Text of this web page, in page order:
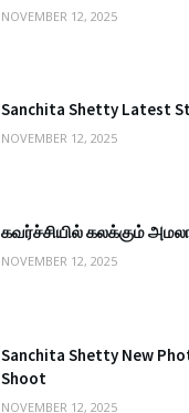
NOVEMBER 12, 2025
Sanchita Shetty Latest
NOVEMBER 12, 2025
கவர்ச்சியில் கலக்கும்
NOVEMBER 12, 2025
Sanchita Shetty New
Shoot
NOVEMBER 12, 2025